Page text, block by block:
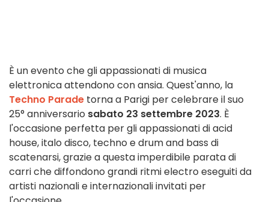
È un evento che gli appassionati di musica
elettronica attendono con ansia. Quest'anno, la
Techno Parade torna a Parigi per celebrare il suo
25° anniversario sabato 23 settembre 2023. È
l'occasione perfetta per gli appassionati di acid
house, italo disco, techno e drum and bass di
scatenarsi, grazie a questa imperdibile parata di
carri che diffondono grandi ritmi electro eseguiti da
artisti nazionali e internazionali invitati per